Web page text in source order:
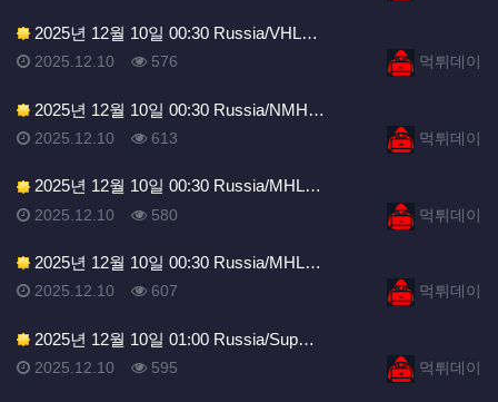
2025년 12월 10일 00:30 Russia/VHL…
등록자먹튀데이
등록일
2025.12.10 조회
576
2025년 12월 10일 00:30 Russia/NMH…
등록자먹튀데이
등록일
2025.12.10 조회
613
2025년 12월 10일 00:30 Russia/MHL…
등록자먹튀데이
등록일
2025.12.10 조회
580
2025년 12월 10일 00:30 Russia/MHL…
등록자먹튀데이
등록일
2025.12.10 조회
607
2025년 12월 10일 01:00 Russia/Sup…
등록자먹튀데이
등록일
2025.12.10 조회
595